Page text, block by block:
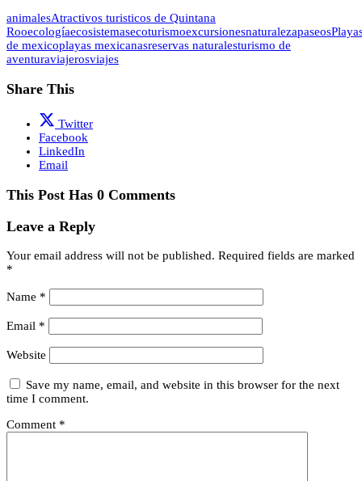
animalesAtractivos turisticos de Quintana
Rooecologíaecosistemasecoturismoexcursionesnaturalezapaseos
de mexicoplayas mexicanasreservas naturalesturismo de
aventuraviajerosviajes
Share This
Twitter
Facebook
LinkedIn
Email
This Post Has 0 Comments
Leave a Reply
Your email address will not be published. Required fields are marked
*
Name *
Email *
Website
Save my name, email, and website in this browser for the next
time I comment.
Comment *